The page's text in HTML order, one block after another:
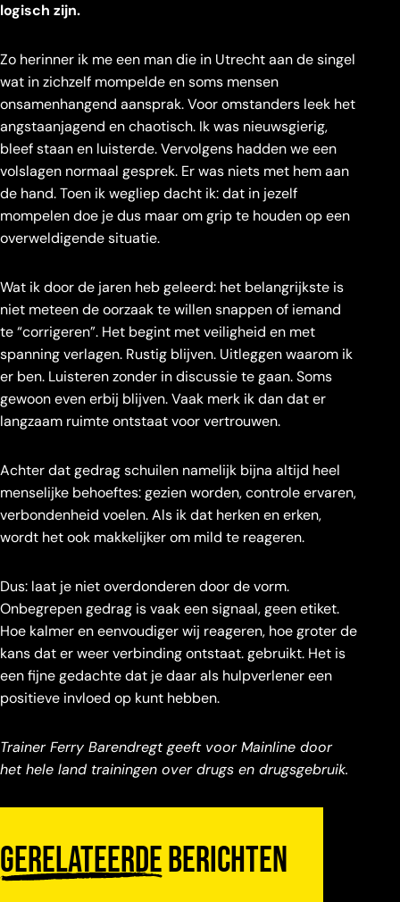
logisch zijn.
Zo herinner ik me een man die in Utrecht aan de singel
wat in zichzelf mompelde en soms mensen
onsamenhangend aansprak. Voor omstanders leek het
angstaanjagend en chaotisch. Ik was nieuwsgierig,
bleef staan en luisterde. Vervolgens hadden we een
volslagen normaal gesprek. Er was niets met hem aan
de hand. Toen ik wegliep dacht ik: dat in jezelf
mompelen doe je dus maar om grip te houden op een
overweldigende situatie.
Wat ik door de jaren heb geleerd: het belangrijkste is
niet meteen de oorzaak te willen snappen of iemand
te “corrigeren”. Het begint met veiligheid en met
spanning verlagen. Rustig blijven. Uitleggen waarom ik
er ben. Luisteren zonder in discussie te gaan. Soms
gewoon even erbij blijven. Vaak merk ik dan dat er
langzaam ruimte ontstaat voor vertrouwen.
Achter dat gedrag schuilen namelijk bijna altijd heel
menselijke behoeftes: gezien worden, controle ervaren,
verbondenheid voelen. Als ik dat herken en erken,
wordt het ook makkelijker om mild te reageren.
Dus: laat je niet overdonderen door de vorm.
Onbegrepen gedrag is vaak een signaal, geen etiket.
Hoe kalmer en eenvoudiger wij reageren, hoe groter de
kans dat er weer verbinding ontstaat. gebruikt. Het is
een fijne gedachte dat je daar als hulpverlener een
positieve invloed op kunt hebben.
Trainer Ferry Barendregt geeft voor Mainline door
het hele land trainingen over drugs en drugsgebruik.
Gerelateerdeberichten